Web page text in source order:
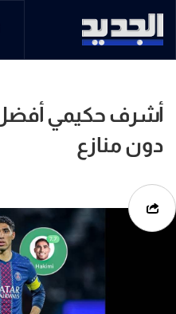
أشرف حكيمي
دون منازع